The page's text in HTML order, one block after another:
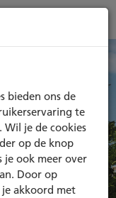
morgen
voor
bieden ons de
te
Wil je de cookies
op de knop
je ook meer over
Door op
je akkoord met